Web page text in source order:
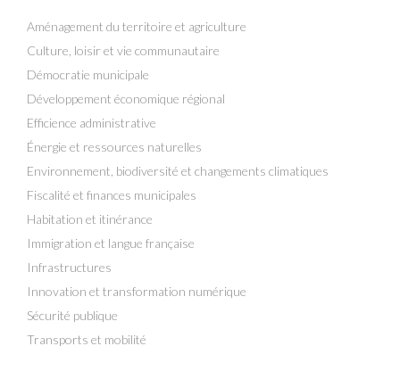
Aménagement du territoire et agriculture
Culture, loisir et vie communautaire
Démocratie municipale
Développement économique régional
Efficience administrative
Énergie et ressources naturelles
Environnement, biodiversité et changements climatiques
Fiscalité et finances municipales
Habitation et itinérance
Immigration et langue française
Infrastructures
Innovation et transformation numérique
Sécurité publique
Transports et mobilité